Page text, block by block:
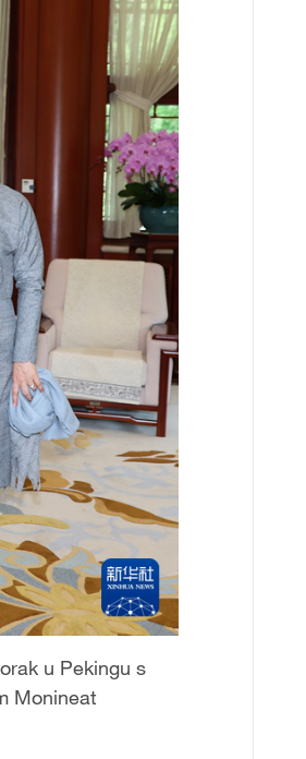
u Pekingu s
Monineat